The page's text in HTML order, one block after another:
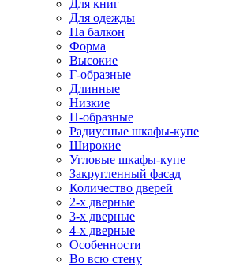
Для книг
Для одежды
На балкон
Форма
Высокие
Г-образные
Длинные
Низкие
П-образные
Радиусные шкафы-купе
Широкие
Угловые шкафы-купе
Закругленный фасад
Количество дверей
2-х дверные
3-х дверные
4-х дверные
Особенности
Во всю стену